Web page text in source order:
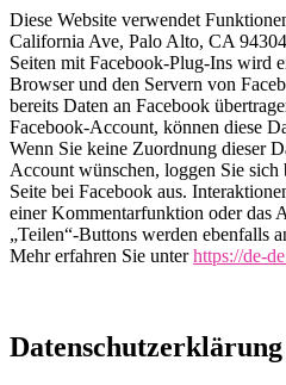
Diese Website verwendet
California Ave, Palo Alto, CA
Seiten mit Facebook-Plug-Ins wird
Browser und den Servern von
bereits Daten an Facebook
Facebook-Account, können diese
Wenn Sie keine Zuordnung dieser
Account wünschen, loggen Sie sich
Seite bei Facebook aus.
einer Kommentarfunktion oder das
„Teilen“-Buttons werden ebenfalls
Mehr erfahren Sie unterhttps://de-